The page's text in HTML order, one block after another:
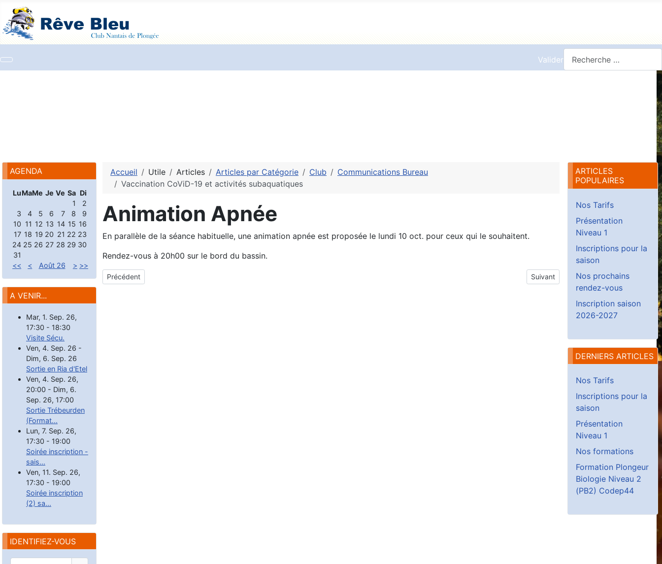
Valider
AGENDA
LuMaMe Je Ve Sa Di
1
2
3
4 5 6 7 8
9
10 11 12 13 14 15 16
17 18 19 20 21 22 23
24 25 26 27 28 29 30
31
<<
< Août 26 > >>
A VENIR...
Mar, 1. Sep. 26,
17:30 - 18:30
Visite Sécu.
Ven, 4. Sep. 26 -
Dim, 6. Sep. 26
Sortie en Ria d'Etel
Ven, 4. Sep. 26,
20:00 - Dim, 6.
Sep. 26, 17:00
Sortie Trébeurden
(Format...
Lun, 7. Sep. 26,
17:30 - 19:00
Soirée inscription -
sais...
Ven, 11. Sep. 26,
17:30 - 19:00
Soirée inscription
(2) sa...
IDENTIFIEZ-VOUS
Accueil Utile Articles Articles par Catégorie Club
Communications Bureau
Vaccination CoViD-19 et activités subaquatiques
Animation Apnée
En parallèle de la séance habituelle, une animation apnée est proposée le lundi 10 oct. pour ceux qui le souhaitent.
Rendez-vous à 20h00 sur le bord du bassin.
Article précédent : Vacances
Précédent Article suivant : Inscriptions pour la
Suivant
ARTICLES
POPULAIRES
Nos Tarifs
Présentation
Niveau 1
Inscriptions pour la
saison
Nos prochains
rendez-vous
Inscription saison
2026-2027
DERNIERS ARTICLES
Nos Tarifs
Inscriptions pour la
saison
Présentation
Niveau 1
Nos formations
Formation Plongeur
Biologie Niveau 2
(PB2) Codep44